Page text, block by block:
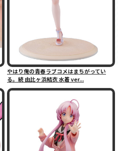
やはり俺の青春ラブコメはまちがってい
る。続 由比ヶ浜結衣 水着 ver...